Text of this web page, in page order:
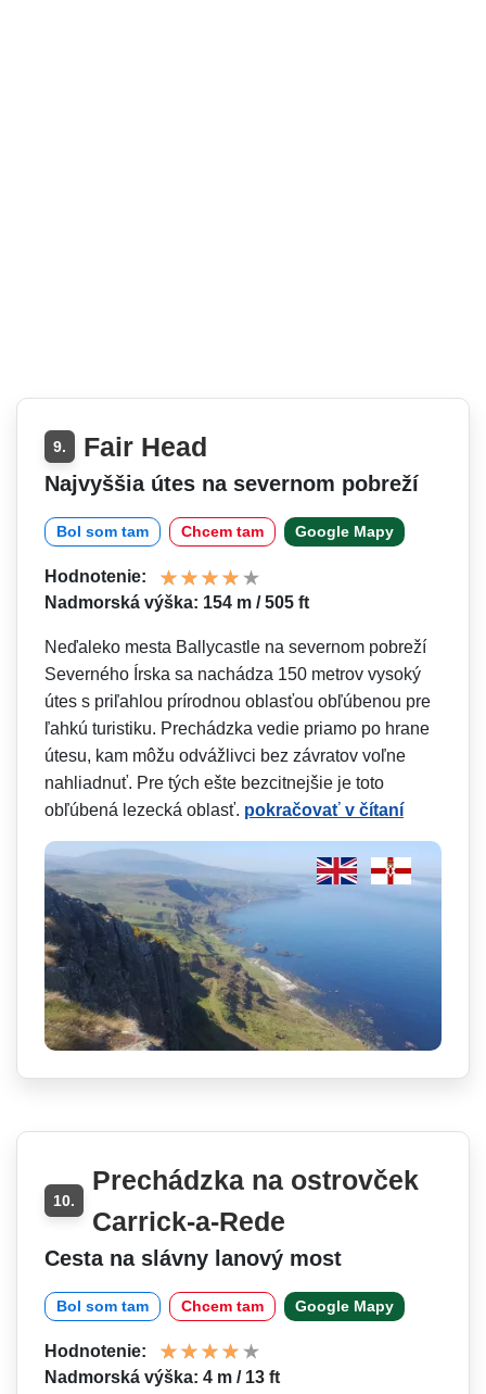
9. Fair Head
Najvyššia útes na severnom pobreží
Bol som tam Chcem tam Google Mapy
Hodnotenie:
Nadmorská výška: 154 m / 505 ft
Neďaleko mesta Ballycastle na severnom pobreží
Severného Írska sa nachádza 150 metrov vysoký
útes s priľahlou prírodnou oblasťou obľúbenou pre
ľahkú turistiku. Prechádzka vedie priamo po hrane
útesu, kam môžu odvážlivci bez závratov voľne
nahliadnuť. Pre tých ešte bezcitnejšie je toto
obľúbená lezecká oblasť. pokračovať v čítaní
10.
Prechádzka na ostrovček
Carrick-a-Rede
Cesta na slávny lanový most
Bol som tam Chcem tam Google Mapy
Hodnotenie:
Nadmorská výška: 4 m / 13 ft